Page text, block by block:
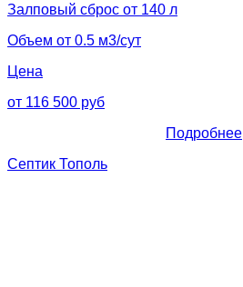
Залповый сброс от 140 л
Объем от 0.5 м3/сут
Цена
от 116 500 руб
Подробнее
Септик Тополь